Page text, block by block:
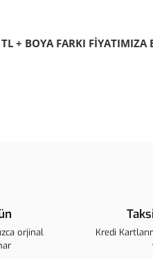
+ BOYA FARKI FİYATIMIZA
pahalı.
olmalı.
orjinal
Kredi